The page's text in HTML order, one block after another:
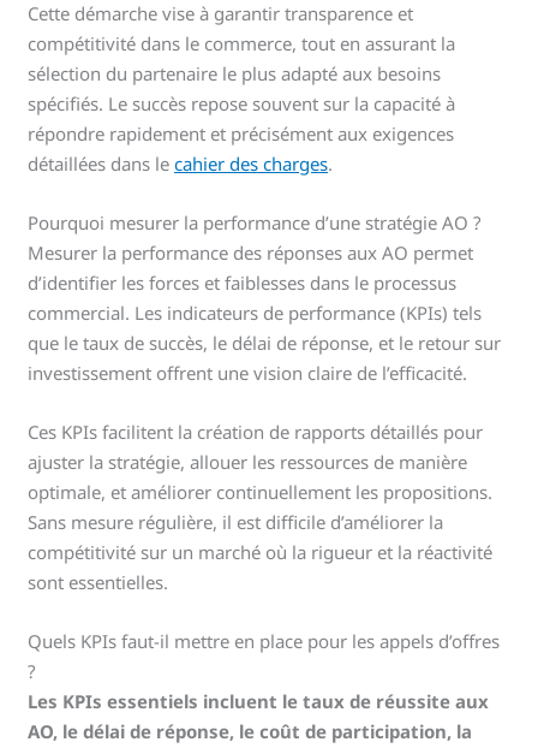
Cette démarche vise à garantir transparence et
compétitivité dans le commerce, tout en assurant la
sélection du partenaire le plus adapté aux besoins
spécifiés. Le succès repose souvent sur la capacité à
répondre rapidement et précisément aux exigences
détaillées dans lecahier des charges.
Pourquoi mesurer la performance d’une stratégie AO ?
Mesurer la performance des réponses aux AO permet
d’identifier les forces et faiblesses dans le processus
commercial. Les indicateurs de performance (KPIs) tels
que le taux de succès, le délai de réponse, et le retour sur
investissement offrent une vision claire de l’efficacité.
Ces KPIs facilitent la création de rapports détaillés pour
ajuster la stratégie, allouer les ressources de manière
optimale, et améliorer continuellement les propositions.
Sans mesure régulière, il est difficile d’améliorer la
compétitivité sur un marché où la rigueur et la réactivité
sont essentielles.
Quels KPIs faut-il mettre en place pour les appels d’offres
?
Les KPIs essentiels incluent le taux de réussite aux
AO, le délai de réponse, le coût de participation, la